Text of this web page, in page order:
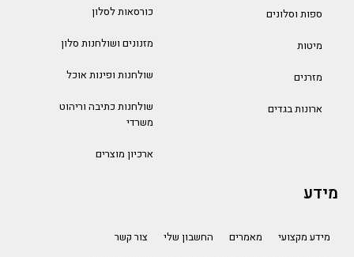
ספות וסלונים
מיטות
מזרנים
ארונות בגדים
כורסאות לסלון
מזנונים ושולחנות סלון
שולחנות ופינות אוכל
שולחנות כתיבה וריהוט
משרדי
ארכיון מוצרים
מידע
מידע מקצועי מאמרים החשבון שלי
צור קשר